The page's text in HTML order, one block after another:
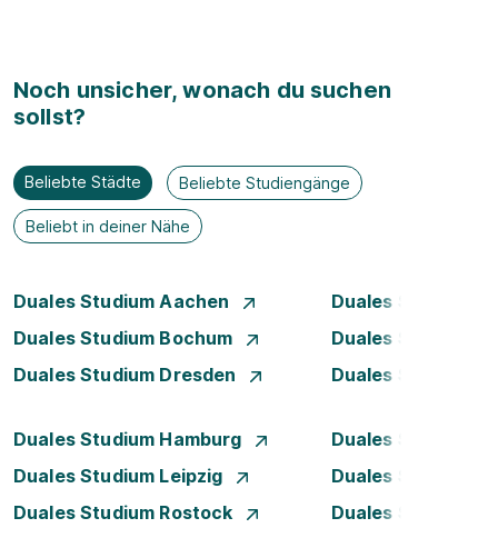
Noch unsicher, wonach du suchen
sollst?
Beliebte Städte Beliebte Studiengänge
Beliebt in deiner Nähe
Duales Studium Aachen
Duales Studium
Duales Studium Bochum
Duales Studium
Duales Studium Dresden
Duales Studium
Duales Studium Hamburg
Duales Studium
Duales Studium Leipzig
Duales Studium
Duales Studium Rostock
Duales Studium